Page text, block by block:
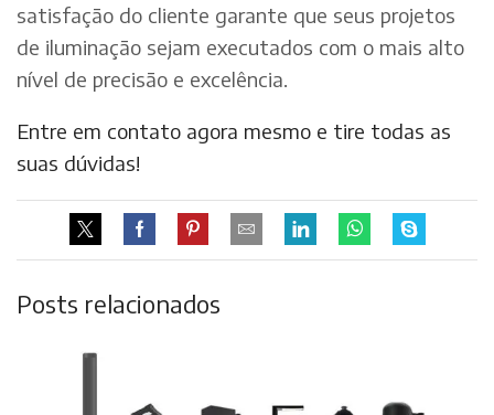
satisfação do cliente garante que seus projetos
de iluminação sejam executados com o mais alto
nível de precisão e excelência.
Entre em contato agora mesmo e tire todas as
suas dúvidas!
Posts relacionados